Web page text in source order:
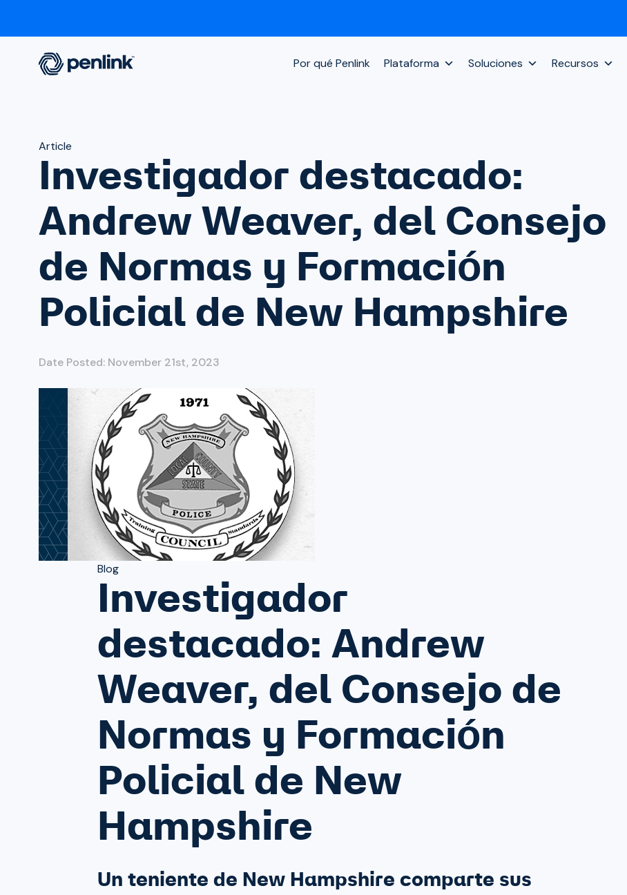
Por qué Penlink Plataforma Soluciones Recursos
Article
Investigador destacado:
Andrew Weaver, del Consejo
de Normas y Formación
Policial de New Hampshire
Date Posted: November 21st, 2023
Blog
Investigador
destacado: Andrew
Weaver, del Consejo de
Normas y Formación
Policial de New
Hampshire
Un teniente de New Hampshire comparte sus